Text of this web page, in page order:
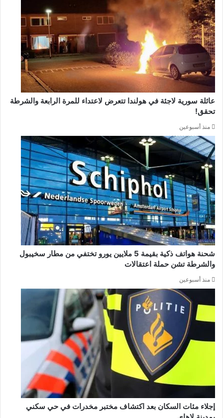
عائلة سورية لاجئة في هولندا تتعرض لاعتداء للمرة الرابعة والشرطة
تحقق!
منذ أسبوعين
شحنة هواتف ذكية بقيمة 5 ملايين يورو تختفي من مطار سخيبول
والشرطة تشن حملة اعتقالات
منذ أسبوعين
إجلاء مئات السكان بعد اكتشاف مختبر مخدرات في حي سكني